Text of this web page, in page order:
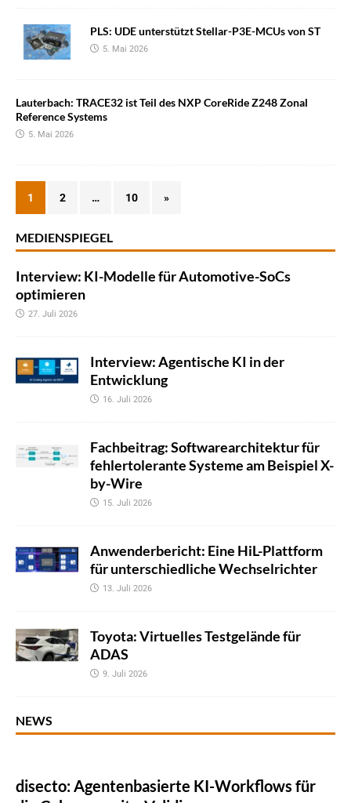
PLS: UDE unterstützt Stellar-P3E-MCUs von ST
5. Mai 2026
Lauterbach: TRACE32 ist Teil des NXP CoreRide Z248 Zonal
Reference Systems
5. Mai 2026
1 2 … 10 »
MEDIENSPIEGEL
Interview: KI-Modelle für Automotive-SoCs
optimieren
27. Juli 2026
Interview: Agentische KI in der
Entwicklung
16. Juli 2026
Fachbeitrag: Softwarearchitektur für
fehlertolerante Systeme am Beispiel X-
by-Wire
15. Juli 2026
Anwenderbericht: Eine HiL-Plattform
für unterschiedliche Wechselrichter
13. Juli 2026
Toyota: Virtuelles Testgelände für
ADAS
9. Juli 2026
NEWS
disecto: Agentenbasierte KI-Workflows für